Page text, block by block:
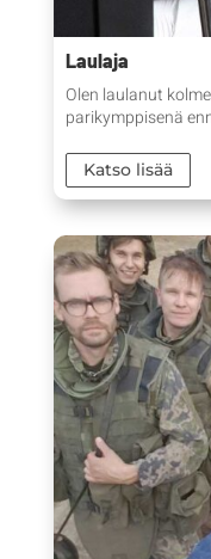
Laulaja
Olen laulanut
parikymppisenä
Katso lisää